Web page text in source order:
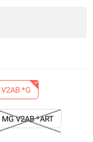
V2AB *G
MG V2AB *ART